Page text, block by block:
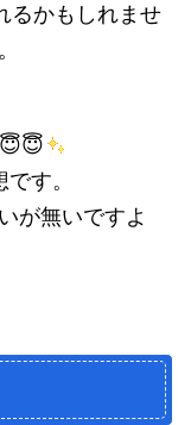
るかもしれませ
😇😇
す。
が無いですよ